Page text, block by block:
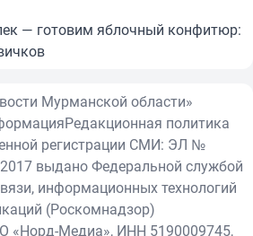
— готовим яблочный конфитюр:
Мурманской области»
Редакционная политика
регистрации СМИ: ЭЛ №
выдано Федеральной службой
информационных технологий
(Роскомнадзор)
«Норд-Медиа», ИНН 5190009745,